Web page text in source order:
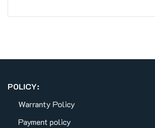
POLICY:
Warranty Policy
Payment policy